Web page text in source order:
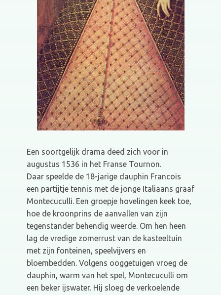
Een soortgelijk drama deed zich voor in
augustus 1536 in het Franse Tournon.
Daar speelde de 18-jarige dauphin Francois
een partijtje tennis met de jonge Italiaans graaf
Montecuculli. Een groepje hovelingen keek toe,
hoe de kroonprins de aanvallen van zijn
tegenstander behendig weerde. Om hen heen
lag de vredige zomerrust van de kasteeltuin
met zijn fonteinen, speelvijvers en
bloembedden. Volgens ooggetuigen vroeg de
dauphin, warm van het spel, Montecuculli om
een beker ijswater. Hij sloeg de verkoelende